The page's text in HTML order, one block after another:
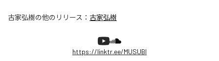
古家弘樹の他のリリース： 古家弘樹
https://linktr.ee/MUSUBI